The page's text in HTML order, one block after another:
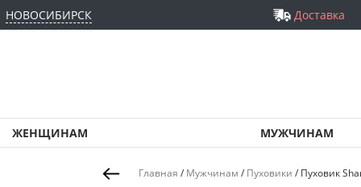
НОВОСИБИРСК Доставка
ЖЕНЩИНАМ МУЖЧИНАМ
Главная / Мужчинам / Пуховики / Пуховик